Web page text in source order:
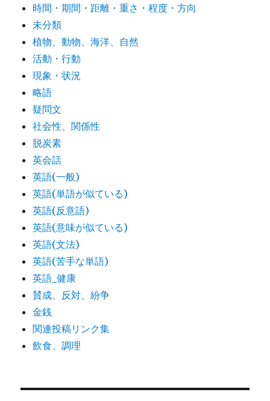
時間・期間・距離・重さ・程度・方向
未分類
植物、動物、海洋、自然
活動・行動
現象・状況
略語
疑問文
社会性、関係性
脱炭素
英会話
英語(一般)
英語(単語が似ている)
英語(反意語)
英語(意味が似ている)
英語(文法)
英語(苦手な単語)
英語_健康
賛成、反対、紛争
金銭
関連投稿リンク集
飲食、調理